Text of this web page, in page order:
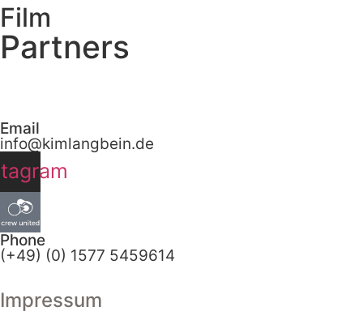
Film
Partners
Email
info@kimlangbein.de
Phone
(+49) (0) 1577 5459614
Impressum